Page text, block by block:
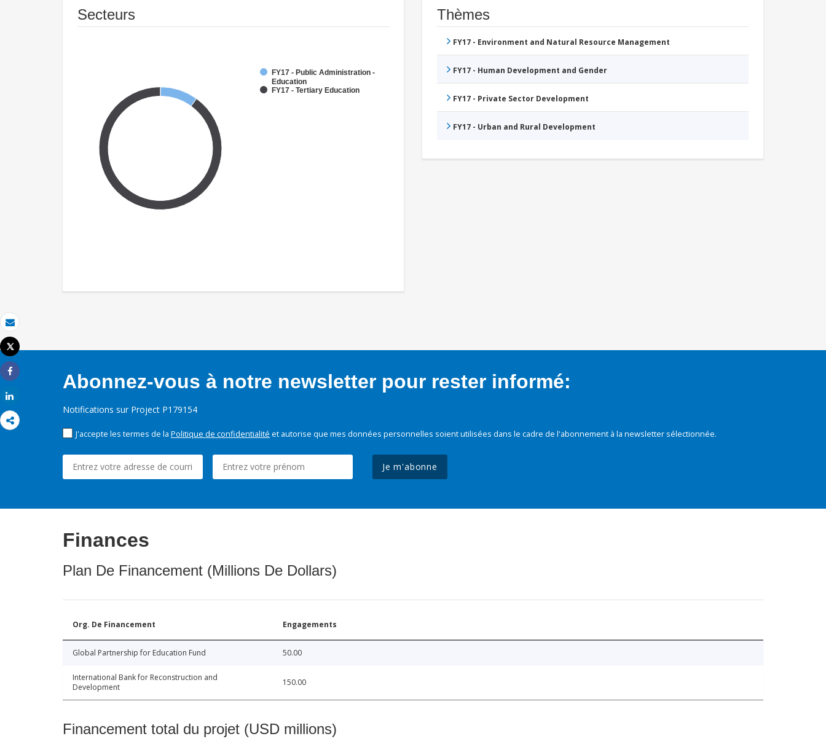
Email
Imprimer
Tweet
Share
Secteurs
FY17 - Public Administration -
Education
FY17 - Tertiary Education
Thèmes
FY17 - Environment and Natural Resource Management
FY17 - Human Development and Gender
FY17 - Private Sector Development
FY17 - Urban and Rural Development
Abonnez-vous à notre newsletter pour rester informé:
Notifications sur Project P179154
J'accepte les termes de la Politique de confidentialité et autorise que mes données personnelles soient utilisées dans le cadre de l'abonnement à la newsletter sélectionnée.
Je m'abonne
Finances
Plan De Financement (Millions De Dollars)
Org. De Financement Engagements
Global Partnership for Education Fund 50.00
International Bank for Reconstruction and
Development
150.00
Financement total du projet (USD millions)